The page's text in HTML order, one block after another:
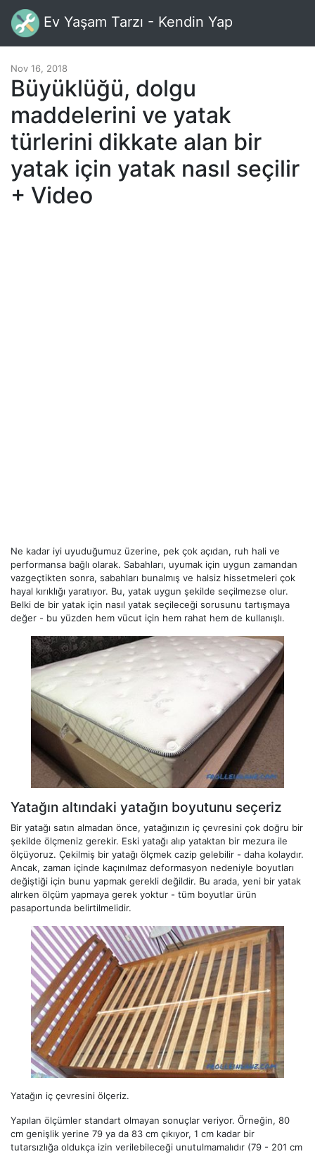
Ev Yaşam Tarzı - Kendin Yap
Nov 16, 2018
Büyüklüğü, dolgu
maddelerini ve yatak
türlerini dikkate alan bir
yatak için yatak nasıl seçilir
+ Video
Ne kadar iyi uyuduğumuz üzerine, pek çok açıdan, ruh hali ve
performansa bağlı olarak. Sabahları, uyumak için uygun zamandan
vazgeçtikten sonra, sabahları bunalmış ve halsiz hissetmeleri çok
hayal kırıklığı yaratıyor. Bu, yatak uygun şekilde seçilmezse olur.
Belki de bir yatak için nasıl yatak seçileceği sorusunu tartışmaya
değer - bu yüzden hem vücut için hem rahat hem de kullanışlı.
Yatağın altındaki yatağın boyutunu seçeriz
Bir yatağı satın almadan önce, yatağınızın iç çevresini çok doğru bir
şekilde ölçmeniz gerekir. Eski yatağı alıp yataktan bir mezura ile
ölçüyoruz. Çekilmiş bir yatağı ölçmek cazip gelebilir - daha kolaydır.
Ancak, zaman içinde kaçınılmaz deformasyon nedeniyle boyutları
değiştiği için bunu yapmak gerekli değildir. Bu arada, yeni bir yatak
alırken ölçüm yapmaya gerek yoktur - tüm boyutlar ürün
pasaportunda belirtilmelidir.
Yatağın iç çevresini ölçeriz.
Yapılan ölçümler standart olmayan sonuçlar veriyor. Örneğin, 80
cm genişlik yerine 79 ya da 83 cm çıkıyor, 1 cm kadar bir
tutarsızlığa oldukça izin verilebileceği unutulmamalıdır (79 - 201 cm